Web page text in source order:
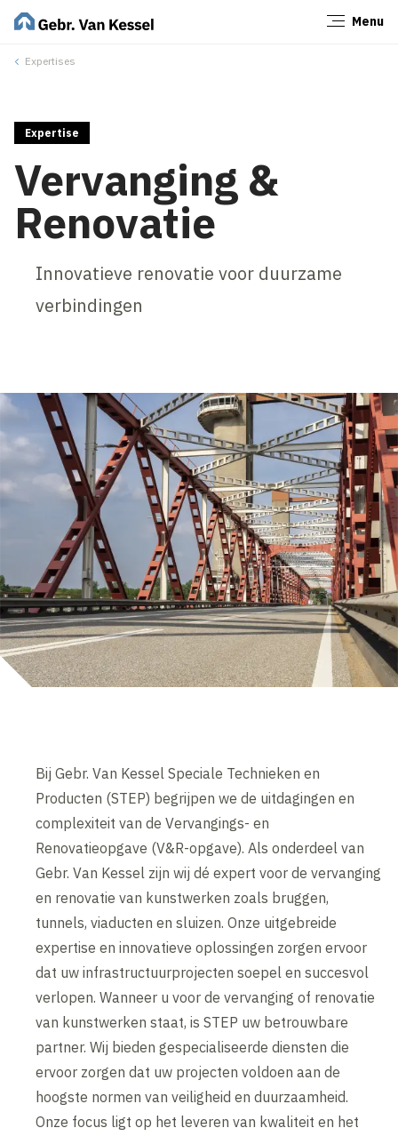
Menu
Expertises
Expertise
Vervanging &
Renovatie
Innovatieve renovatie voor duurzame
verbindingen
Bij Gebr. Van Kessel Speciale Technieken en
Producten (STEP) begrijpen we de uitdagingen en
complexiteit van de Vervangings- en
Renovatieopgave (V&R-opgave). Als onderdeel van
Gebr. Van Kessel zijn wij dé expert voor de vervanging
en renovatie van kunstwerken zoals bruggen,
tunnels, viaducten en sluizen. Onze uitgebreide
expertise en innovatieve oplossingen zorgen ervoor
dat uw infrastructuurprojecten soepel en succesvol
verlopen. Wanneer u voor de vervanging of renovatie
van kunstwerken staat, is STEP uw betrouwbare
partner. Wij bieden gespecialiseerde diensten die
ervoor zorgen dat uw projecten voldoen aan de
hoogste normen van veiligheid en duurzaamheid.
Onze focus ligt op het leveren van kwaliteit en het
Sluiten